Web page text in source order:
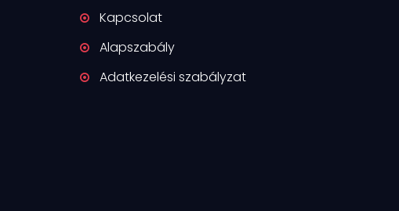
Kapcsolat
Alapszabály
Adatkezelési szabályzat